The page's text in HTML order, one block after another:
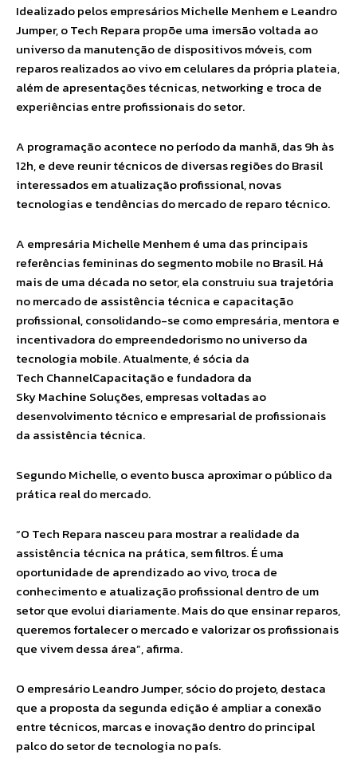
Idealizado pelos empresários Michelle Menhem e Leandro
Jumper, o Tech Repara propõe uma imersão voltada ao
universo da manutenção de dispositivos móveis, com
reparos realizados ao vivo em celulares da própria plateia,
além de apresentações técnicas, networking e troca de
experiências entre profissionais do setor.
A programação acontece no período da manhã, das 9h às
12h, e deve reunir técnicos de diversas regiões do Brasil
interessados em atualização profissional, novas
tecnologias e tendências do mercado de reparo técnico.
A empresária Michelle Menhem é uma das principais
referências femininas do segmento mobile no Brasil. Há
mais de uma década no setor, ela construiu sua trajetória
no mercado de assistência técnica e capacitação
profissional, consolidando-se como empresária, mentora e
incentivadora do empreendedorismo no universo da
tecnologia mobile. Atualmente, é sócia da
Tech ChannelCapacitação e fundadora da
Sky Machine Soluções, empresas voltadas ao
desenvolvimento técnico e empresarial de profissionais
da assistência técnica.
Segundo Michelle, o evento busca aproximar o público da
prática real do mercado.
“O Tech Repara nasceu para mostrar a realidade da
assistência técnica na prática, sem filtros. É uma
oportunidade de aprendizado ao vivo, troca de
conhecimento e atualização profissional dentro de um
setor que evolui diariamente. Mais do que ensinar reparos,
queremos fortalecer o mercado e valorizar os profissionais
que vivem dessa área”, afirma.
O empresário Leandro Jumper, sócio do projeto, destaca
que a proposta da segunda edição é ampliar a conexão
entre técnicos, marcas e inovação dentro do principal
palco do setor de tecnologia no país.